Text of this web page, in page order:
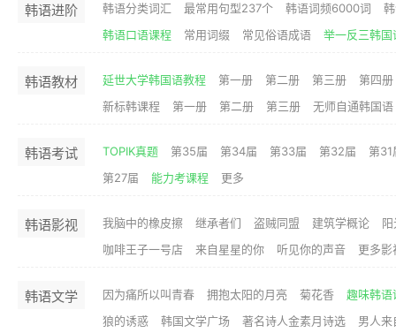
韩语进阶 韩语分类词汇 最常用句型237个 韩语词频6000词
韩语口语课程
常用词缀 常见俗语成语 举一反三韩国
韩语教材 延世大学韩国语教程 第一册 第二册 第三册
第四册
新标韩课程
第一册 第二册 第三册 无师自通韩国语
韩语考试 TOPIK真题 第35届 第34届 第33届 第32届
第31
第27届
能力考课程 更多
韩语影视 我脑中的橡皮擦 继承者们 盗贼同盟 建筑学概论
咖啡王子一号店
来自星星的你 听见你的声音 更多影
韩语文学 因为痛所以叫青春 拥抱太阳的月亮 菊花香
趣味韩语
狼的诱惑
韩国文学广场 著名诗人金素月诗选 男人